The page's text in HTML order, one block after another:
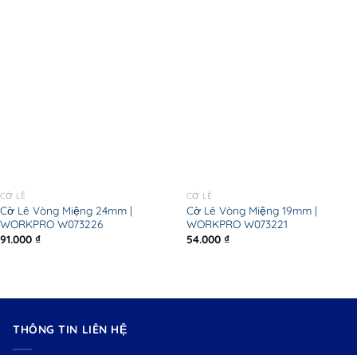
CỜ LÊ
Cờ Lê Vòng Miệng 24mm |
WORKPRO W073226
91.000 ₫
CỜ LÊ
Cờ Lê Vòng Miệng 19mm |
WORKPRO W073221
54.000 ₫
THÔNG TIN LIÊN HỆ